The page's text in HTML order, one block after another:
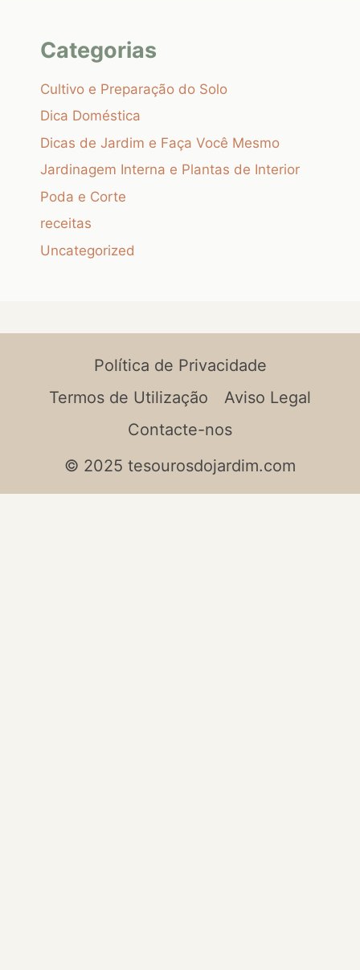
Categorias
Cultivo e Preparação do Solo
Dica Doméstica
Dicas de Jardim e Faça Você Mesmo
Jardinagem Interna e Plantas de Interior
Poda e Corte
receitas
Uncategorized
Política de Privacidade
Termos de Utilização
Aviso Legal
Contacte-nos
© 2025 tesourosdojardim.com